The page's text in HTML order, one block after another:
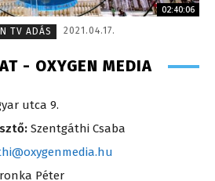
02:40:06
TV ADÁS
2021.04.17.
- OXYGEN MEDIA
utca 9.
Szentgáthi Csaba
Péter